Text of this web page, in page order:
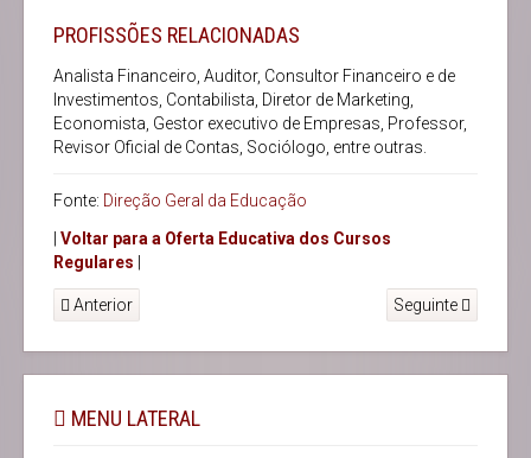
PROFISSÕES RELACIONADAS
Analista Financeiro, Auditor, Consultor Financeiro e de
Investimentos, Contabilista, Diretor de Marketing,
Economista, Gestor executivo de Empresas, Professor,
Revisor Oficial de Contas, Sociólogo, entre outras.
Fonte: Direção Geral da Educação
| Voltar para a Oferta Educativa dos Cursos
Regulares |
Anterior Seguinte
MENU LATERAL